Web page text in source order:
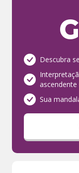
Descubra
ascendente
Sua